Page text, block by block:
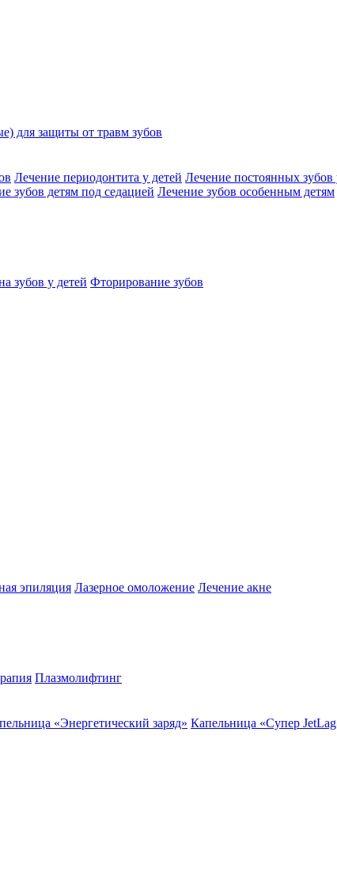
для защиты от травм зубов
Лечение периодонтита у детей Лечение постоянных зубов
зубов детям под седацией Лечение зубов особенным детям
зубов у детей Фторирование зубов
эпиляция Лазерное омоложение Лечение акне
Плазмолифтинг
«Энергетический заряд» Капельница «Супер